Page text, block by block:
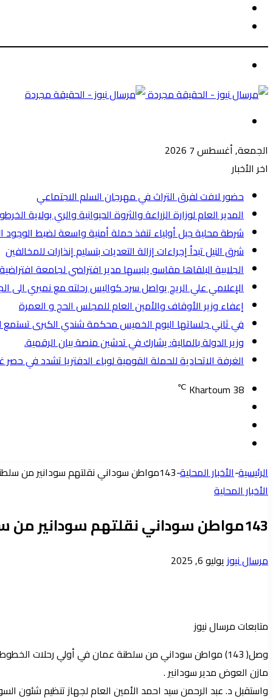
عن
الجمعة, أغسطس 7 2026
اخر الأخبار
حضور لافت لفرق التراث في مهرجان السلم الاجتماعي
المدير العام لوزارة الزراعة والثروة الحيوانية والري بولاية
شرطة محلية جبل أولياء تنفذ حملة أمنية واسعة لضبط الوجود الأجنبي
شرق النيل تبدأ إجراءات إزالة التعديات بتسليم إنذارات للمخالفين
الجلابية البلقاها مقاسو يلبسها ​مدير افتراضي لجامعة
الإعلامي علي الريح يواصل سرد كواليس رحلته مع نميري الى
إعفاء وزير الأوقاف والأمين العام للمجلس الحج و العمرة
في ثاني جلساتها اليوم الخميس محكمة شندي الكبرى تستمع
وزير الدولة بالمالية: يشارك في تدشين منصة بيان الرقمية.
الغرفة الاتحادية للحملة القومية لوباء الدفتريا تشدد في
Khartoum 38
℃
جانبيالرئيسية-الأخبار المحلية-143مواطن سوداني نقلتهم سودانير من سلطنه عمان ضمن المبادرة العوده للواطن
الأخبار المحلية
143مواطن سوداني نقلتهم سودانير من سلطنه عمان ضمن المبادرة العوده للواطن
مرسال نيوز أرسل
يوليو 6, 2025
متابعات مرسال نيوز
وصل( 143) مواطن سوداني من سلطنة عمان في أولي رحلات
مازن العوض مدير سودانير .
واستقبل د. عبد الرحمن سيد احمد الأمين العام لجهاز تنظيم شئون